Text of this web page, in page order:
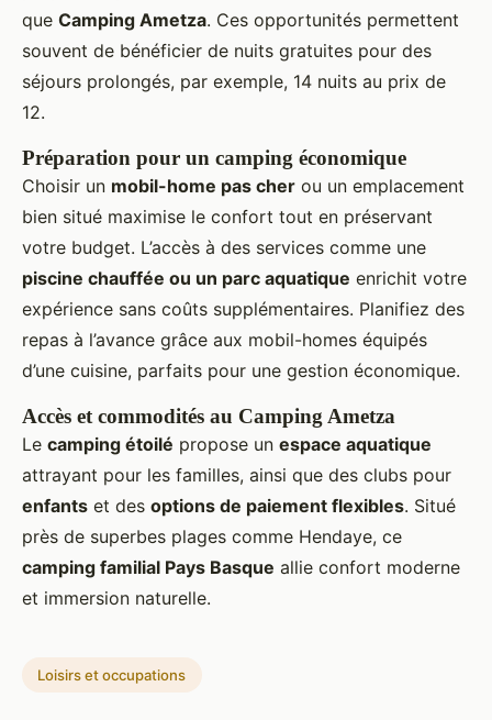
que Camping Ametza. Ces opportunités permettent
souvent de bénéficier de nuits gratuites pour des
séjours prolongés, par exemple, 14 nuits au prix de
12.
Préparation pour un camping économique
Choisir un mobil-home pas cher ou un emplacement
bien situé maximise le confort tout en préservant
votre budget. L’accès à des services comme une
piscine chauffée ou un parc aquatique enrichit votre
expérience sans coûts supplémentaires. Planifiez des
repas à l’avance grâce aux mobil-homes équipés
d’une cuisine, parfaits pour une gestion économique.
Accès et commodités au Camping Ametza
Le camping étoilé propose un espace aquatique
attrayant pour les familles, ainsi que des clubs pour
enfants et des options de paiement flexibles. Situé
près de superbes plages comme Hendaye, ce
camping familial Pays Basque allie confort moderne
et immersion naturelle.
Loisirs et occupations